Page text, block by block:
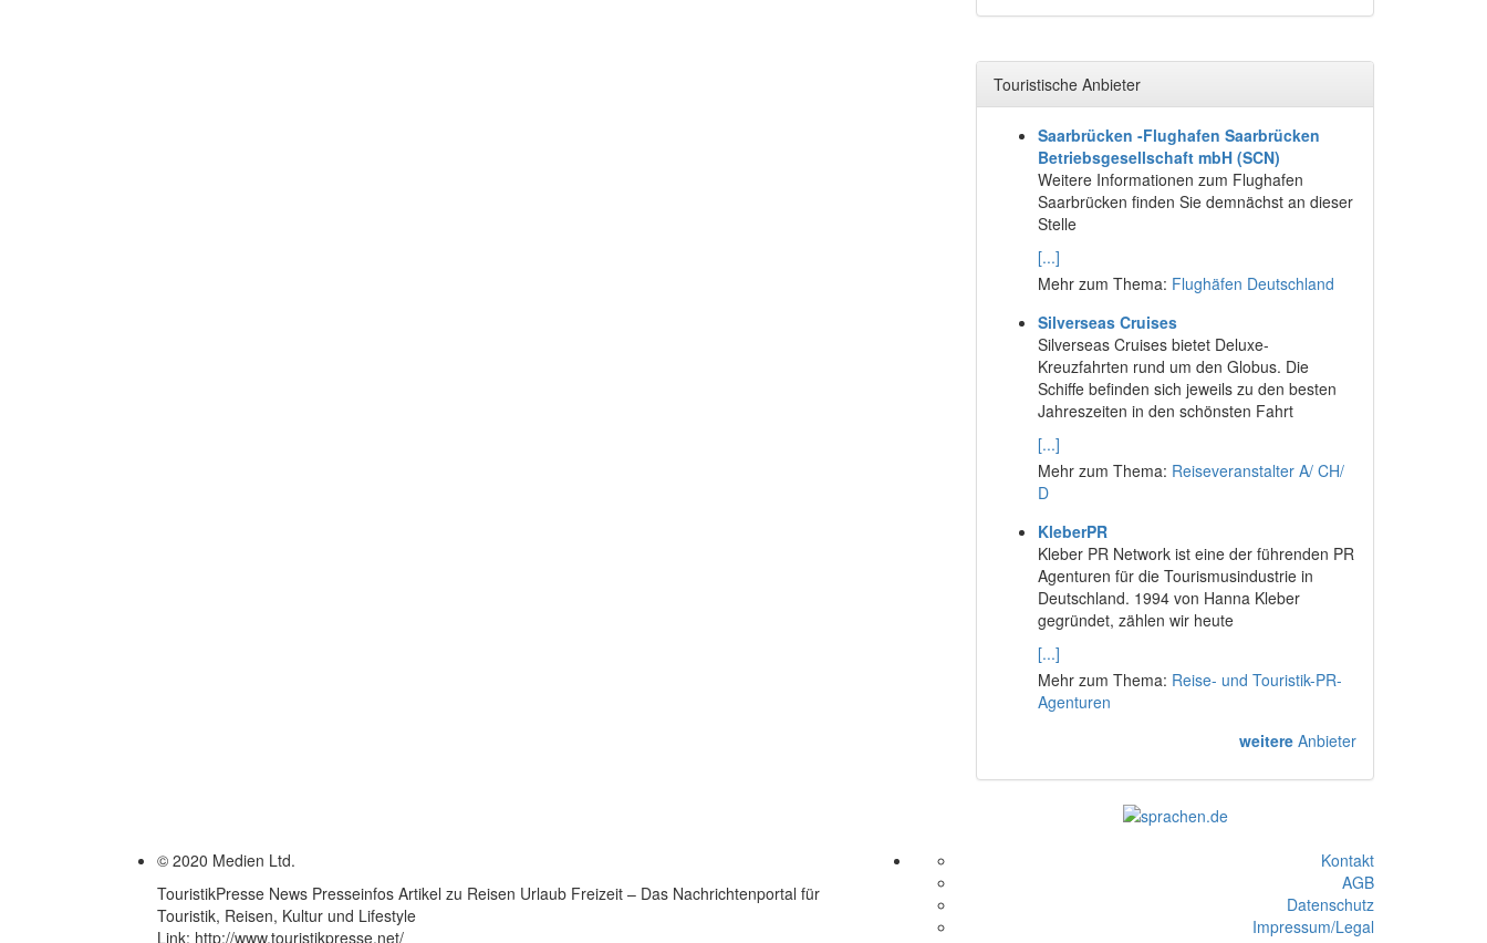
Touristische Anbieter
Saarbrücken -Flughafen Saarbrücken
Betriebsgesellschaft mbH (SCN)
Weitere Informationen zum Flughafen
Saarbrücken finden Sie demnächst an dieser
Stelle
[...]
Mehr zum Thema: Flughäfen Deutschland
Silverseas Cruises
Silverseas Cruises bietet Deluxe-
Kreuzfahrten rund um den Globus. Die
Schiffe befinden sich jeweils zu den besten
Jahreszeiten in den schönsten Fahrt
[...]
Mehr zum Thema: Reiseveranstalter A/ CH/
D
KleberPR
Kleber PR Network ist eine der führenden PR
Agenturen für die Tourismusindustrie in
Deutschland. 1994 von Hanna Kleber
gegründet, zählen wir heute
[...]
Mehr zum Thema: Reise- und Touristik-PR-
Agenturen
weitere Anbieter
© 2020 Medien Ltd.
TouristikPresse News Presseinfos Artikel zu Reisen Urlaub Freizeit – Das Nachrichtenportal für
Touristik, Reisen, Kultur und Lifestyle
Link: http://www.touristikpresse.net/
Kontakt
AGB
Datenschutz
Impressum/Legal